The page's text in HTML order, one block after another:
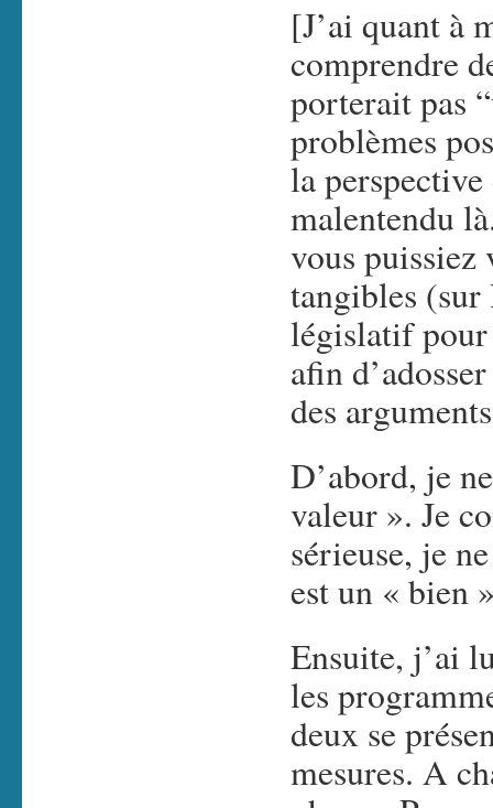
[J’ai quant à
comprendre
porterait pas
problèmes
la
malentendu
vous puissiez
tangibles
législatif pour
afin
des
D’abord, je
valeur ». Je
sérieuse, je
est un « bien
Ensuite, j’ai
les
deux se
mesures. A